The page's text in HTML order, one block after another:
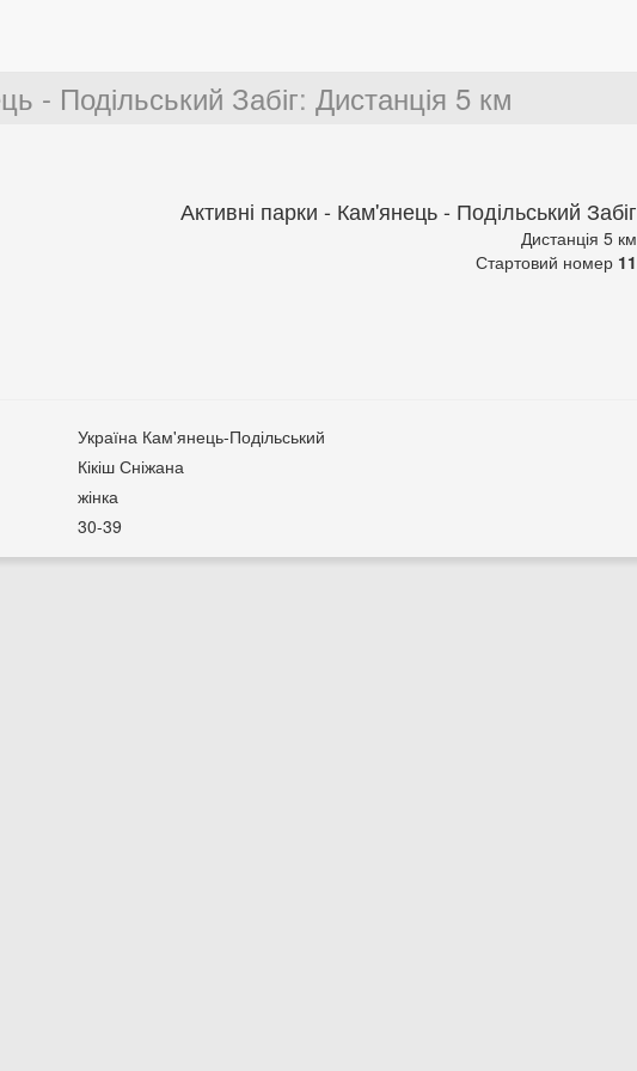
- Подільський Забіг: Дистанція 5 км
Активні парки - Кам'янець - Подільський Забіг
Дистанція 5 км
Стартовий номер 11
Україна Кам'янець-Подільський
Кікіш Сніжана
жінка
30-39